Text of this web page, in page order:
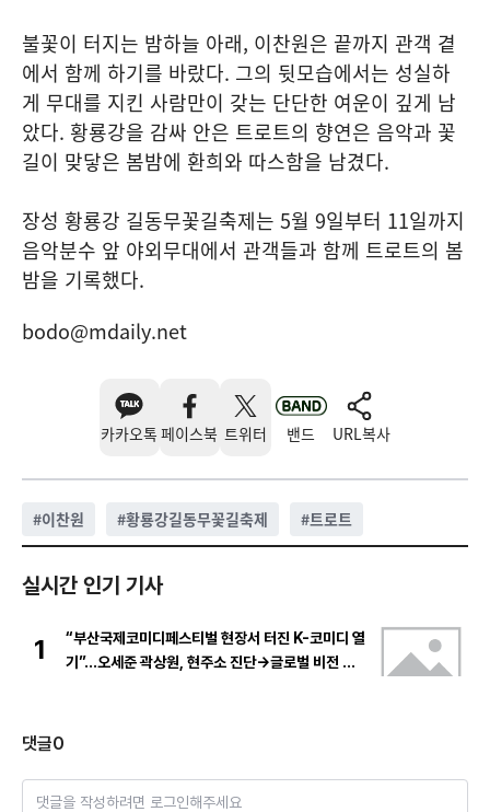
불꽃이 터지는 밤하늘 아래, 이찬원은 끝까지 관객 곁
에서 함께 하기를 바랐다. 그의 뒷모습에서는 성실하
게 무대를 지킨 사람만이 갖는 단단한 여운이 깊게 남
았다. 황룡강을 감싸 안은 트로트의 향연은 음악과 꽃
길이 맞닿은 봄밤에 환희와 따스함을 남겼다.
장성 황룡강 길동무꽃길축제는 5월 9일부터 11일까지
음악분수 앞 야외무대에서 관객들과 함께 트로트의 봄
밤을 기록했다.
bodo@mdaily.net
카카오톡 페이스북 트위터 밴드 URL복사
#이찬원 #황룡강길동무꽃길축제 #트로트
실시간 인기 기사
1
“부산국제코미디페스티벌 현장서 터진 K-코미디 열
기”…오세준 곽상원, 현주소 진단→글로벌 비전 제
댓글0
댓글을 작성하려면 로그인해주세요